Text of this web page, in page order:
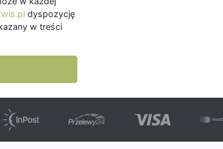
dyspozycję
w treści